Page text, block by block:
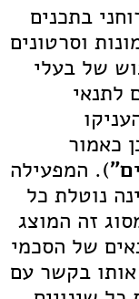
בתכנים
וסרטונים
של בעלי
לתנאי
כאמור
). המפעילה
נוטלת כל
זה המוצג
של הסכמי
אותו בקשר עם